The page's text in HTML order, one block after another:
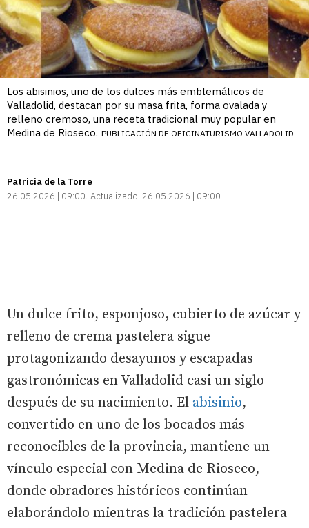
Los abisinios, uno de los dulces más emblemáticos de
Valladolid, destacan por su masa frita, forma ovalada y
relleno cremoso, una receta tradicional muy popular en
Medina de Rioseco. PUBLICACIÓN DE OFICINATURISMO VALLADOLID
Patricia de la Torre
26.05.2026 | 09:00 Actualizado: 26.05.2026 | 09:00
Un dulce frito, esponjoso, cubierto de azúcar y
relleno de crema pastelera sigue
protagonizando desayunos y escapadas
gastronómicas en Valladolid casi un siglo
después de su nacimiento. El abisinio,
convertido en uno de los bocados más
reconocibles de la provincia, mantiene un
vínculo especial con Medina de Rioseco,
donde obradores históricos continúan
elaborándolo mientras la tradición pastelera